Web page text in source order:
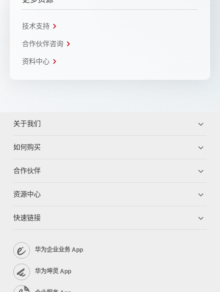
技术支持
合作伙伴咨询
资料中心
关于我们
如何购买
合作伙伴
资源中心
快速链接
华为企业业务 App
华为坤灵 App